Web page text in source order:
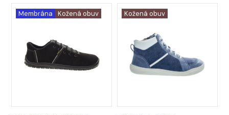
Membrána Kožená obuv Kožená obuv